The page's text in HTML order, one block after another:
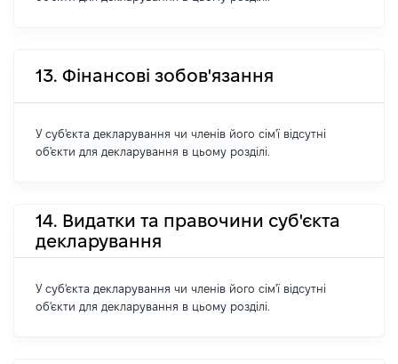
13. Фінансові зобов'язання
У суб'єкта декларування чи членів його сім'ї відсутні
об'єкти для декларування в цьому розділі.
14. Видатки та правочини суб'єкта
декларування
У суб'єкта декларування чи членів його сім'ї відсутні
об'єкти для декларування в цьому розділі.